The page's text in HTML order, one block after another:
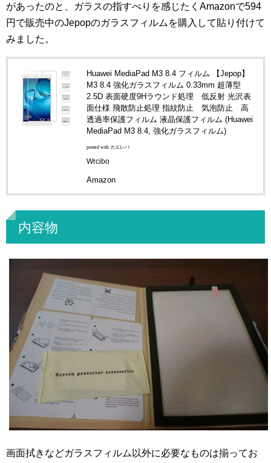
があったのと、ガラスの指すべりを感じたくAmazonで594
円で販売中のJepopのガラスフィルムを購入して貼り付けて
みました。
Huawei MediaPad M3 8.4 フィルム 【Jepop】
M3 8.4 強化ガラスフィルム 0.33mm 超薄型
2.5D 表面硬度9Hラウンド処理 低反射 光沢表
面仕様 飛散防止処理 指紋防止 気泡防止 高
透過率保護フィルム 液晶保護フィルム (Huawei
MediaPad M3 8.4, 強化ガラスフィルム)
posted with カエレバ
Wrcibo
Amazon
内容物
画面拭きなどガラスフィルム以外に必要なものは揃ってお